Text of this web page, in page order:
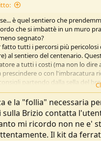
è quel sentiero che
che si imbattè in un muro
segnato?
fatto tutti i percorsi più pericolosi
al sentiero del centenario.
a tutti i costi (ma non lo dire
prescindere o con l'imbracatura
partendo dalla sella del
pericoloso... e poi io passando
proprio brutto come dici allora
e la "follia" necessaria
Brizio contatta
mi ricordo non ne e'
Il kit da